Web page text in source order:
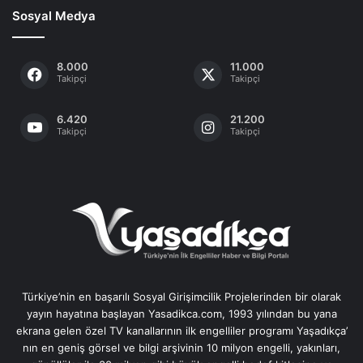
Sosyal Medya
8.000
Takipçi
11.000
Takipçi
6.420
Takipçi
21.200
Takipçi
Türkiye’nin en başarılı Sosyal Girişimcilik Projelerinden bir olarak
yayın hayatına başlayan Yasadikca.com, 1993 yılından bu yana
ekrana gelen özel TV kanallarının ilk engelliler programı Yaşadıkça’
nın en geniş görsel ve bilgi arşivinin 10 milyon engelli, yakınları,